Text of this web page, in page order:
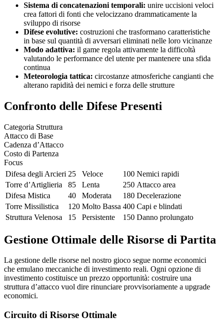
Sistema di concatenazioni temporali: unire uccisioni veloci
crea fattori di fonti che velocizzano drammaticamente la
sviluppo di risorse
Difese evolutive: costruzioni che trasformano caratteristiche
in base sul quantità di avversari eliminati nelle loro vicinanze
Modo adattiva: il game regola attivamente la difficoltà
valutando le performance del utente per mantenere una sfida
continua
Meteorologia tattica: circostanze atmosferiche cangianti che
alterano rapidità dei nemici e forza delle strutture
Confronto delle Difese Presenti
Categoria Struttura
Attacco di Base
Cadenza d’Attacco
Costo di Partenza
Focus
Difesa degli Arcieri 25 Veloce 100 Nemici rapidi
Torre d’Artiglieria
85 Lenta 250 Attacco area
Difesa Mistica
40 Moderata 180 Decelerazione
Torre Missilistica
120 Molto Bassa 400 Capi e blindati
Struttura Velenosa
15 Persistente 150 Danno prolungato
Gestione Ottimale delle Risorse di Partita
La gestione delle risorse nel nostro gioco segue norme economici
che emulano meccaniche di investimento reali. Ogni opzione di
investimento costituisce un prezzo opportunità: costruire una
struttura d’attacco vuol dire rinunciare provvisoriamente a upgrade
economici.
Circuito di Risorse Ottimale